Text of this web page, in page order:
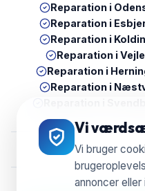
Vi
Vi bruger
annoncer
Reparation i
Reparation i
Reparation i
Reparation iVejle
Reparation i
Reparation i